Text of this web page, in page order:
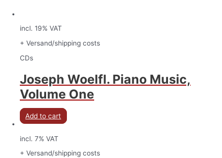
incl. 19% VAT
+ Versand/shipping costs
CDs
Joseph Woelfl. Piano Music,
Volume One
Add to cart
incl. 7% VAT
+ Versand/shipping costs